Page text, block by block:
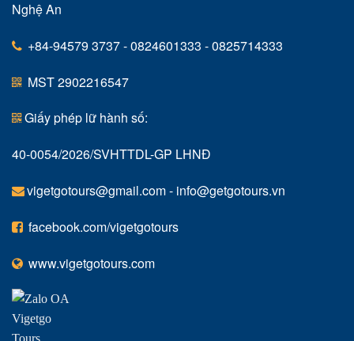
Nghệ An
+84-94579 3737 - 0824601333 - 0825714333
MST 2902216547
Giấy phép lữ hành số:
40-0054/2026/SVHTTDL-GP LHNĐ
vigetgotours@gmail.com- info@getgotours.vn
facebook.com/vigetgotours
www.vigetgotours.com